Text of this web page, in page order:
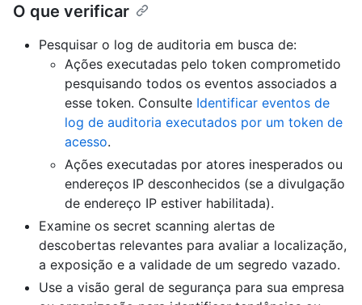
O que verificar
Pesquisar o log de auditoria em busca de:
Ações executadas pelo token comprometido
pesquisando todos os eventos associados a
esse token. Consulte Identificar eventos de
log de auditoria executados por um token de
acesso.
Ações executadas por atores inesperados ou
endereços IP desconhecidos (se a divulgação
de endereço IP estiver habilitada).
Examine os secret scanning alertas de
descobertas relevantes para avaliar a localização,
a exposição e a validade de um segredo vazado.
Use a visão geral de segurança para sua empresa